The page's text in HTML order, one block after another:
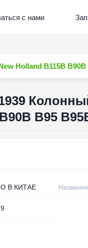
с нами
Holland B115B
B95
В КИТАЕ